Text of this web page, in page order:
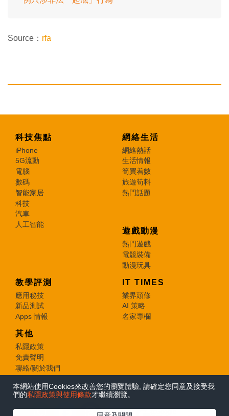
本網站使用Cookies來改善您的瀏覽體驗, 請確定您同意及接受我
們的私隱政策與使用條款才繼續瀏覽。
Source： rfa
科技焦點
iPhone
5G流動
電腦
數碼
智能家居
科技
汽車
人工智能
網絡生活
網絡熱話
生活情報
筍買着數
旅遊筍料
熱門話題
遊戲動漫
熱門遊戲
電競裝備
動漫玩具
教學評測
應用秘技
新品測試
Apps 情報
IT TIMES
業界頭條
AI 策略
名家專欄
其他
私隱政策
免責聲明
聯絡/關於我們
© 2026 e-zone. All Rights Reserved.